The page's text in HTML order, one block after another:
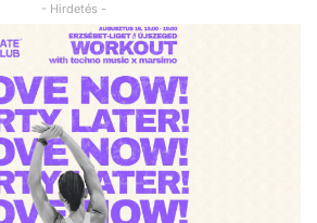
- Hirdetés -